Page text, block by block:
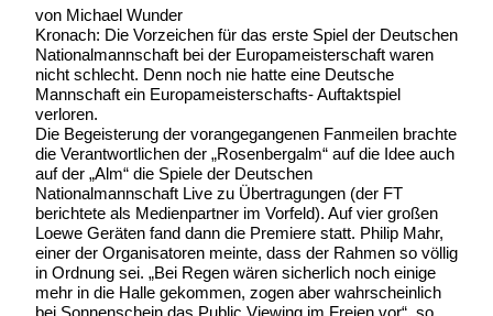
von Michael Wunder
Kronach: Die Vorzeichen für das erste Spiel der Deutschen
Nationalmannschaft bei der Europameisterschaft waren
nicht schlecht. Denn noch nie hatte eine Deutsche
Mannschaft ein Europameisterschafts- Auftaktspiel
verloren.
Die Begeisterung der vorangegangenen Fanmeilen brachte
die Verantwortlichen der „Rosenbergalm“ auf die Idee auch
auf der „Alm“ die Spiele der Deutschen
Nationalmannschaft Live zu Übertragungen (der FT
berichtete als Medienpartner im Vorfeld). Auf vier großen
Loewe Geräten fand dann die Premiere statt. Philip Mahr,
einer der Organisatoren meinte, dass der Rahmen so völlig
in Ordnung sei. „Bei Regen wären sicherlich noch einige
mehr in die Halle gekommen, zogen aber wahrscheinlich
bei Sonnenschein das Public Viewing im Freien vor“, so